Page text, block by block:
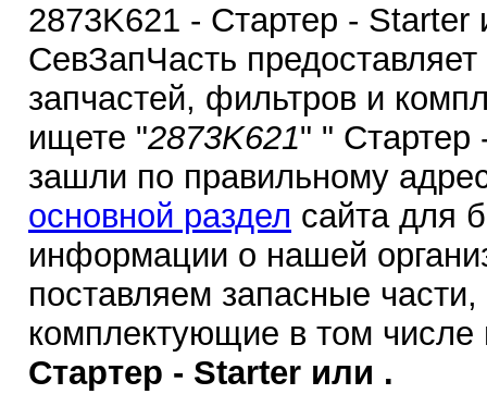
2873K621 - Стартер - Starter
СевЗапЧасть
запчастей, фильтров и
ищете "2873K621" "
зашли по правильному
основной раздел сайта для
информации о нашей
поставляем запасные
комплектующие в том
Стартер - Starter или .